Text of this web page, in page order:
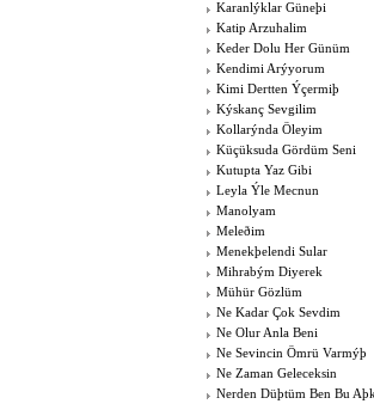
Karanlýklar Güneþi
Katip Arzuhalim
Keder Dolu Her Günüm
Kendimi Arýyorum
Kimi Dertten Ýçermiþ
Kýskanç Sevgilim
Kollarýnda Öleyim
Küçüksuda Gördüm Seni
Kutupta Yaz Gibi
Leyla Ýle Mecnun
Manolyam
Meleðim
Menekþelendi Sular
Mihrabým Diyerek
Mühür Gözlüm
Ne Kadar Çok Sevdim
Ne Olur Anla Beni
Ne Sevincin Ömrü Varmýþ
Ne Zaman Geleceksin
Nerden Düþtüm Ben Bu